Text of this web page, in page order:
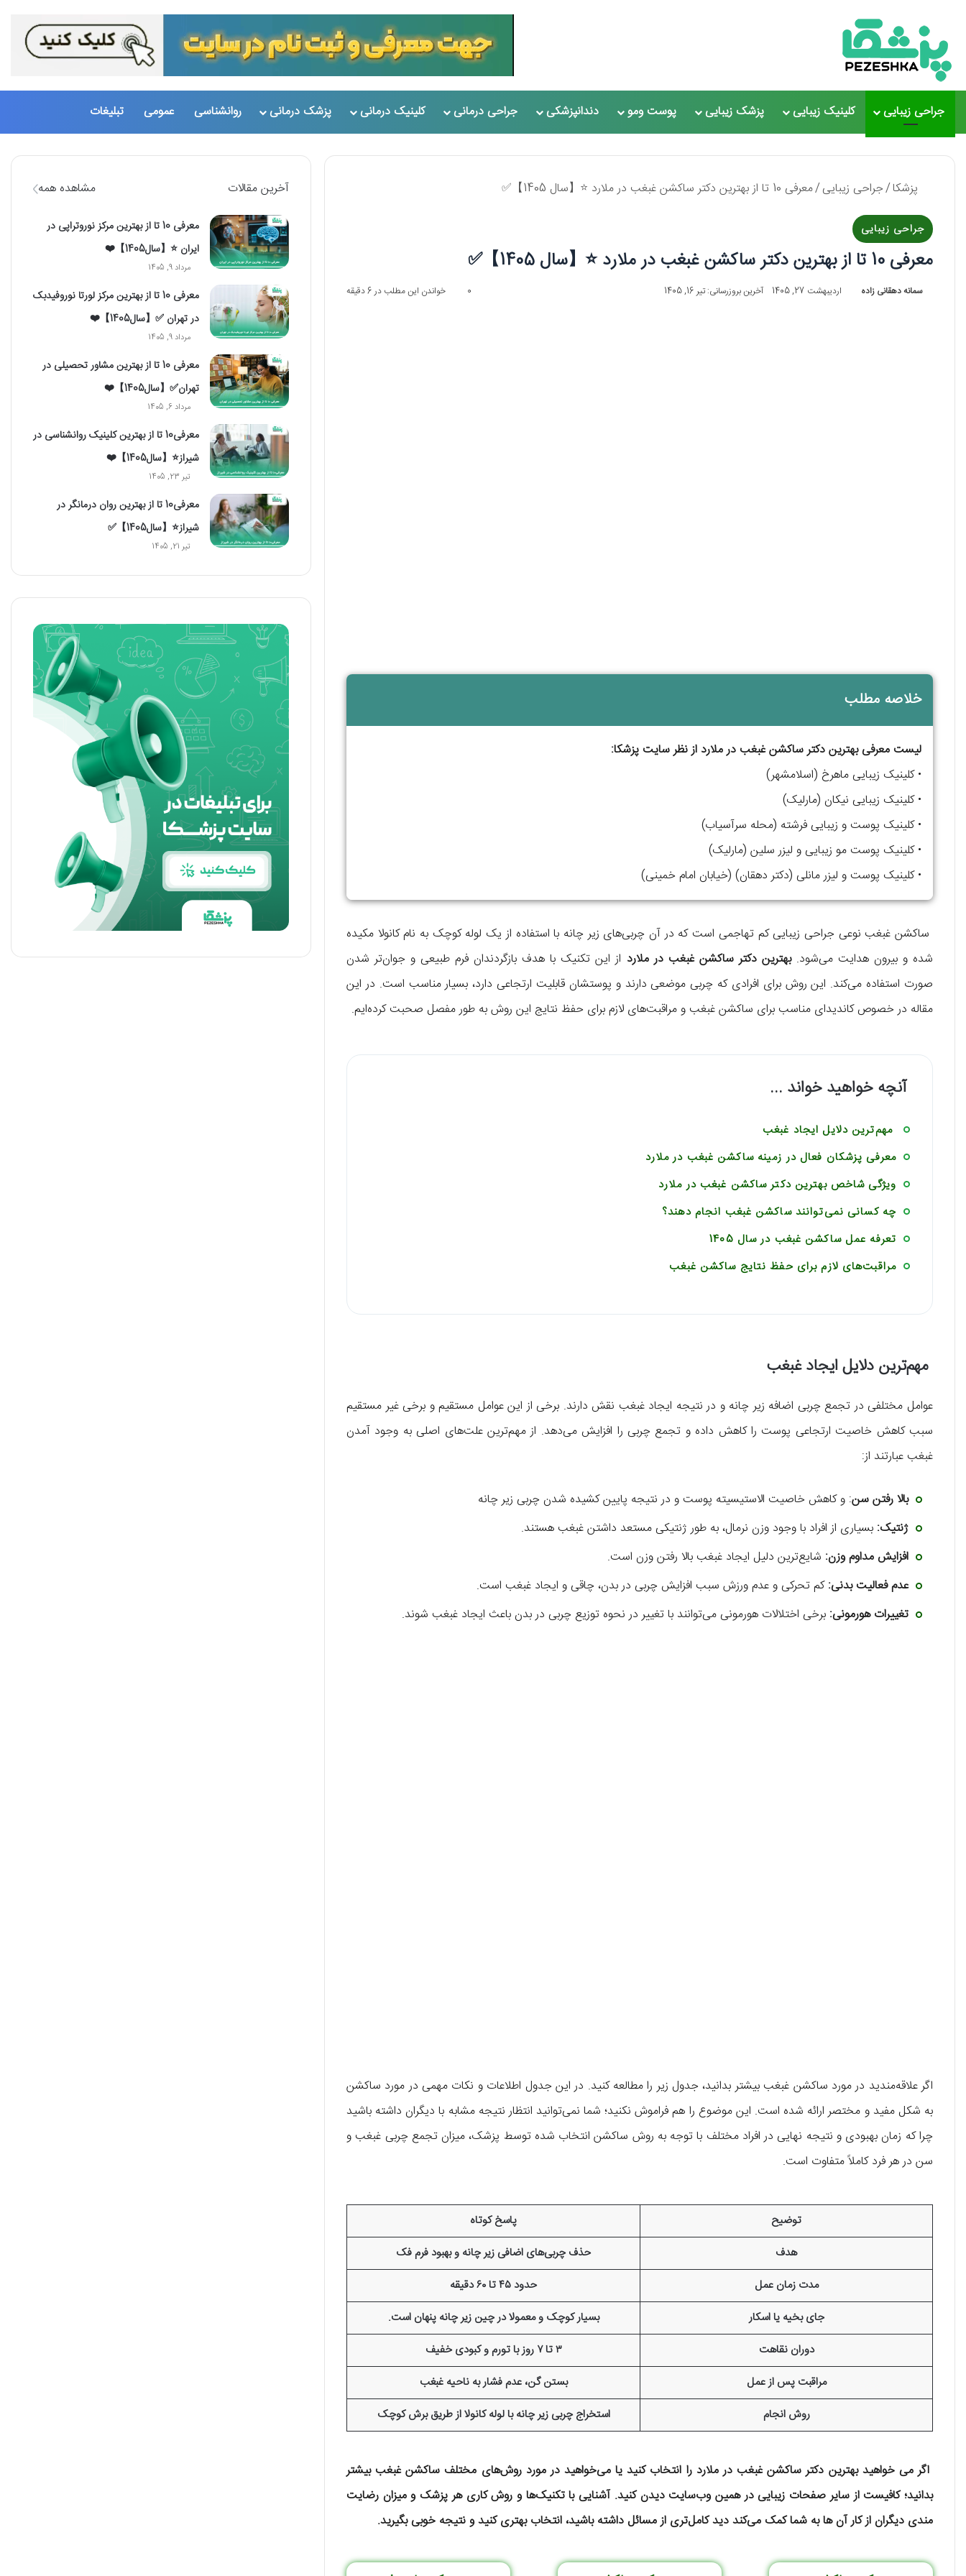
جراحی زیبایی کلینیک زیبایی پزشک زیبایی پوست ومو دندانپزشکی جراحی درمانی کلینیک درمانی پزشک درمانی روانشناسی عمومی تبلیغات
پزشکا/جراحی زیبایی/معرفی 10 تا از بهترین دکتر ساکشن غبغب در ملارد ⭐【سال 1405】✅
جراحی زیبایی
معرفی 10 تا از بهترین دکتر ساکشن غبغب در ملارد ⭐【سال 1405】✅
سمانه دهقانی زاده اردیبهشت 27, 1405 آخرین بروزرسانی: تیر 16, 1405 0 خواندن این مطلب در 6 دقیقه
خلاصه مطلب
لیست معرفی بهترین دکتر ساکشن غبغب در ملارد از نظر سایت پزشکا:
• کلینیک زیبایی ماهرخ (اسلامشهر)
• کلینیک زیبایی نیکان (مارلیک)
• کلینیک پوست و زیبایی فرشته (محله سرآسیاب)
• کلینیک پوست مو زیبایی و لیزر سلین (مارلیک)
• کلینیک پوست و لیزر مانلی (دکتر دهقان) (خیابان امام خمینی)
ساکشن غبغب نوعی جراحی زیبایی کم تهاجمی است که در آن چربی‌های زیر چانه با استفاده از یک لوله کوچک به نام کانولا مکیده
شده و بیرون هدایت می‌شود.بهترین دکتر ساکشن غبغب در ملارد از این تکنیک با هدف بازگردندان فرم طبیعی و جوان‌تر شدن
صورت استفاده می‌کند. این روش برای افرادی که چربی موضعی دارند و پوستشان قابلیت ارتجاعی دارد، بسیار مناسب است. در این
مقاله در خصوص کاندیدای مناسب برای ساکشن غبغب و مراقبت‌های لازم برای حفظ نتایج این روش به طور مفصل صحبت کرده‌ایم.
آنچه خواهید خواند ...
مهم‌ترین دلایل ایجاد غبغب
معرفی پزشکان فعال در زمینه ساکشن غبغب در ملارد
ویژگی شاخص بهترین دکتر ساکشن غبغب در ملارد
چه کسانی نمی‌توانند ساکشن غبغب انجام دهند؟
تعرفه عمل ساکشن غبغب در سال 1405
مراقبت‌های لازم برای حفظ نتایج ساکشن غبغب
مهم‌ترین دلایل ایجاد غبغب
عوامل مختلفی در تجمع چربی اضافه زیر چانه و در نتیجه ایجاد غبغب نقش دارند. برخی از این عوامل مستقیم و برخی غیر مستقیم
سبب کاهش خاصیت ارتجاعی پوست را کاهش داده و تجمع چربی را افزایش می‌دهد. از مهم‌ترین علت‌های اصلی به وجود آمدن
غبغب عبارتند از:
بالا رفتن سن: و کاهش خاصیت الاستیسیته پوست و در نتیجه پایین کشیده شدن چربی زیر چانه
ژنتیک: بسیاری از افراد با وجود وزن نرمال، به طور ژنتیکی مستعد داشتن غبغب هستند.
افزایش مداوم وزن: شایع‌ترین دلیل ایجاد غبغب بالا رفتن وزن است.
عدم فعالیت بدنی:کم تحرکی و عدم ورزش سبب افزایش چربی در بدن، چاقی و ایجاد غبغب است.
تغییرات هورمونی: برخی اختلالات هورمونی می‌توانند با تغییر در نحوه توزیع چربی در بدن باعث ایجاد غبغب شوند.
اگر علاقه‌مندید در مورد ساکشن غبغب بیشتر بدانید، جدول زیر را مطالعه کنید. در این جدول اطلاعات و نکات مهمی در مورد ساکشن
به شکل مفید و مختصر ارائه شده است. این موضوع را هم فراموش نکنید؛ شما نمی‌توانید انتظار نتیجه مشابه با دیگران داشته باشید
چرا که زمان بهبودی و نتیجه نهایی در افراد مختلف با توجه به روش ساکشن انتخاب شده توسط پزشک، میزان تجمع چربی غبغب و
سن در هر فرد کاملاً متفاوت است.
توضیح
پاسخ کوتاه
هدف
حذف چربی‌های اضافی زیر چانه و بهبود فرم فک
مدت زمان عمل
حدود ۴۵ تا ۶۰ دقیقه
جای بخیه یا اسکار
بسیار کوچک و معمولا در چین زیر چانه پنهان است.
دوران نقاهت
۳ تا ۷ روز با تورم و کبودی خفیف
مراقبت پس از عمل
بستن گن، عدم فشار به ناحیه غبغب
روش انجام
استخراج چربی زیر چانه با لوله کانولا از طریق برش کوچک
اگر می خواهید بهترین دکتر ساکشن غبغب در ملارد را انتخاب کنید یا می‌خواهید در مورد روش‌های مختلف ساکشن غبغب بیشتر
بدانید؛ کافیست از سایر صفحات زیبایی در همین وب‌سایت دیدن کنید. آشنایی با تکنیک‌ها و روش کاری هر پزشک و میزان رضایت
مندی دیگران از کار آن ها به شما کمک می‌کند دید کامل‌تری از مسائل داشته باشید، انتخاب بهتری کنید و نتیجه خوبی بگیرید.
آخرین مقالات مشاهده همه
معرفی 10 تا از بهترین مرکز نوروتراپی در
ایران ⭐【سال1405】❤️
مرداد 9, 1405
معرفی 10 تا از بهترین مرکز لورتا نوروفیدبک
در تهران ✅【سال1405】❤️
مرداد 9, 1405
معرفی 10 تا از بهترین مشاور تحصیلی در
تهران✅【سال1405】❤️
مرداد 6, 1405
معرفی10 تا از بهترین کلینیک روانشناسی در
شیراز⭐【سال1405】❤️
تیر 23, 1405
معرفی10 تا از بهترین روان درمانگر در
شیراز⭐【سال1405】✅
تیر 21, 1405